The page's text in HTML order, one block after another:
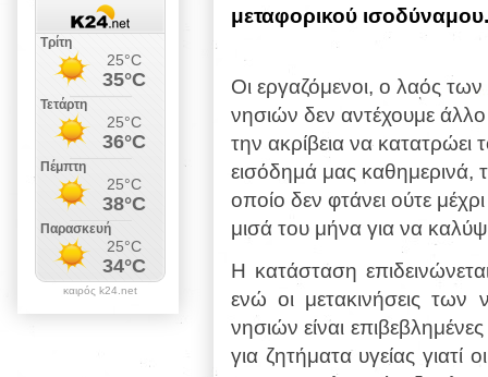
μεταφορικού ισοδύναμου.
Οι εργαζόμενοι, ο λαός των
νησιών δεν αντέχουμε
την ακρίβεια να κατατρώει
εισόδημά μας καθημερινά,
οποίο δεν φτάνει ούτε
μισά του μήνα για να
Η κατάσταση
ενώ οι μετακινήσεις
νησιών είναι
για ζητήματα υγείας γιατί
καιρός k24.net